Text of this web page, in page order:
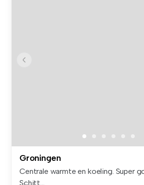
Groningen
Centrale warmte en koeling. Super
Schitt...